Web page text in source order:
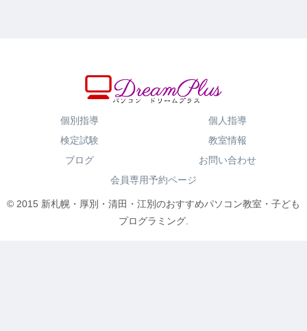
個別指導
個人指導
検定試験
教室情報
ブログ
お問い合わせ
会員専用予約ページ
© 2015 新札幌・厚別・清田・江別のおすすめパソコン教室・子ども
プログラミング.